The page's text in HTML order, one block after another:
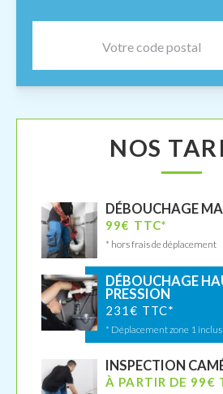
NOS
DÉBOUCHAGE
99€ TTC*
* hors frais de déplacement
DÉBOUCHAGE
PRESSION
231€ TTC*
* Déplacement zone 1 inclus
INSPECTION
À PARTIR DE 99€